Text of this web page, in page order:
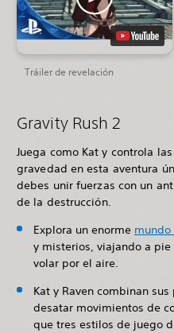
Tráiler de revelación
Gravity Rush 2
Juega como Kat y controla
gravedad en esta aventura
debes unir fuerzas con un
de la destrucción.
Explora un enorme
y misterios, viajando a
volar por el aire.
Kat y Raven combinan
desatar movimientos de
que tres estilos de juego